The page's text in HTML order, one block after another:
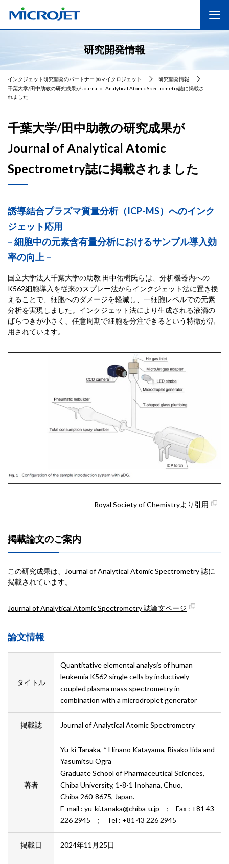
研究開発情報
インクジェット研究開発のパートナー ㈱マイクロジェット
研究開発情報
千葉大学/田中助教の研究成果がJournal of Analytical Atomic Spectrometry誌に掲載さ
れました
千葉大学/田中助教の研究成果が
Journal of Analytical Atomic
Spectrometry誌に掲載されました
誘導結合プラズマ質量分析（ICP-MS）へのインク
ジェット応用
− 細胞中の元素含有量分析におけるサンプル導入効
率の向上 −
国立大学法人千葉大学の助教 田中佑樹氏らは、分析機器内への
K562細胞導入を従来のスプレー法からインクジェット法に置き換
えることで、細胞へのダメージを軽減し、一細胞レベルでの元素
分析を実現しました。インクジェット法により生成される液滴の
ばらつきが小さく、任意周期で細胞を分注できるという特徴が活
用されています。
Royal Society of Chemistryより引用
掲載論文のご案内
この研究成果は、Journal of Analytical Atomic Spectrometry 誌に
掲載されています。
Journal of Analytical Atomic Spectrometry 誌論文ページ
論文情報
タイトル
Quantitative elemental analysis of human
leukemia K562 single cells by inductively
coupled plasma mass spectrometry in
combination with a microdroplet generator
掲載誌 Journal of Analytical Atomic Spectrometry
著者
Yu-ki Tanaka, * Hinano Katayama, Risako Iida and
Yasumitsu Ogra
Graduate School of Pharmaceutical Sciences,
Chiba University, 1-8-1 Inohana, Chuo,
Chiba 260-8675, Japan.
E-mail : yu-ki.tanaka@chiba-u.jp ; Fax : +81 43
226 2945 ; Tel : +81 43 226 2945
掲載⽇ 2024年11月25日